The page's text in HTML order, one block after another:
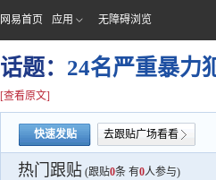
网易首页 应用 无障碍浏览
话题： 24名严重暴力
[查看原文]
快速发贴 去跟贴广场看看
热门跟贴 (跟贴0条 有0人参与)